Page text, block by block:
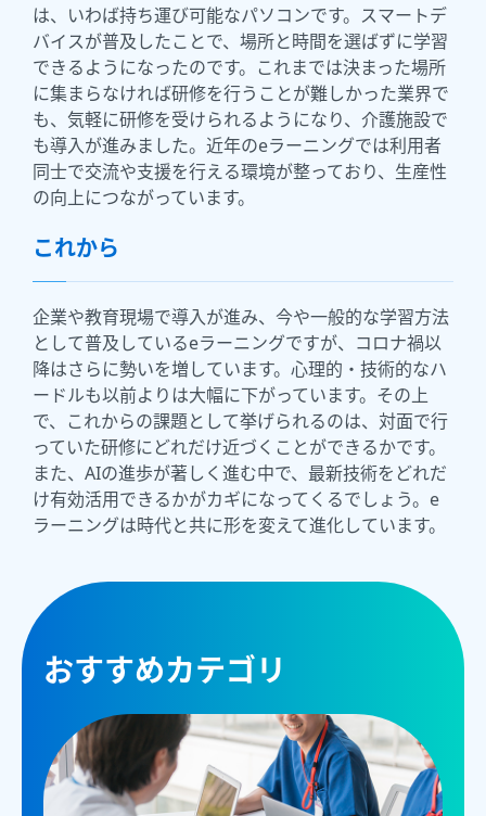
は、いわば持ち運び可能なパソコンです。スマートデ
バイスが普及したことで、場所と時間を選ばずに学習
できるようになったのです。これまでは決まった場所
に集まらなければ研修を行うことが難しかった業界で
も、気軽に研修を受けられるようになり、介護施設で
も導入が進みました。近年のeラーニングでは利用者
同士で交流や支援を行える環境が整っており、生産性
の向上につながっています。
これから
企業や教育現場で導入が進み、今や一般的な学習方法
として普及しているeラーニングですが、コロナ禍以
降はさらに勢いを増しています。心理的・技術的なハ
ードルも以前よりは大幅に下がっています。その上
で、これからの課題として挙げられるのは、対面で行
っていた研修にどれだけ近づくことができるかです。
また、AIの進歩が著しく進む中で、最新技術をどれだ
け有効活用できるかがカギになってくるでしょう。e
ラーニングは時代と共に形を変えて進化しています。
おすすめカテゴリ